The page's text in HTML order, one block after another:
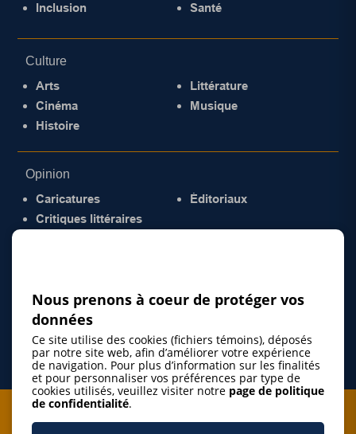
Inclusion
Santé
Culture
Arts
Cinéma
Histoire
Littérature
Musique
Opinion
Caricatures
Critiques littéraires
Éditoriaux
Je m'abonne à l'infolettre
Nous prenons à coeur de protéger vos
données
Ce site utilise des cookies (fichiers témoins), déposés
par notre site web, afin d’améliorer votre expérience
de navigation. Pour plus d’information sur les finalités
et pour personnaliser vos préférences par type de
cookies utilisés, veuillez visiter notre page de politique
de confidentialité.